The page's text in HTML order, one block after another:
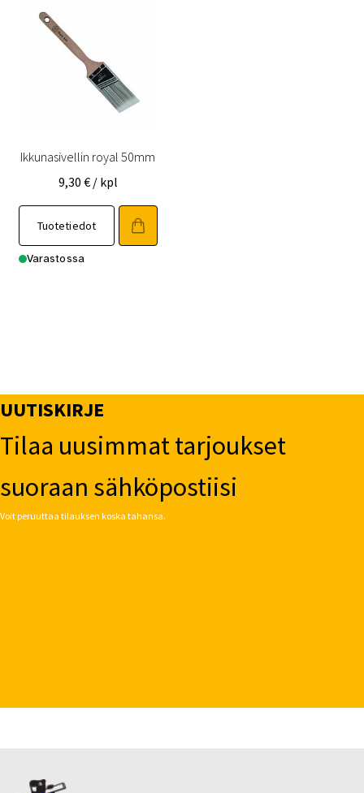
Ikkunasivellin royal 50mm
9,30 € / kpl
Tuotetiedot
Varastossa
UUTISKIRJE
Tilaa uusimmat tarjoukset
suoraan sähköpostiisi
Voit peruuttaa tilauksen koska tahansa.